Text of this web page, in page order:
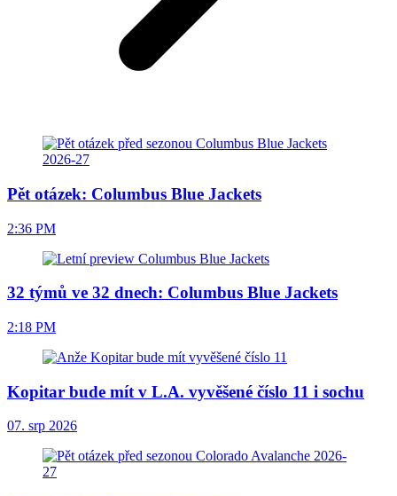
Pět otázek: Columbus Blue Jackets
2:36 PM
32 týmů ve 32 dnech: Columbus Blue Jackets
2:18 PM
Kopitar bude mít v L.A. vyvěšené číslo 11 i sochu
07. srp 2026